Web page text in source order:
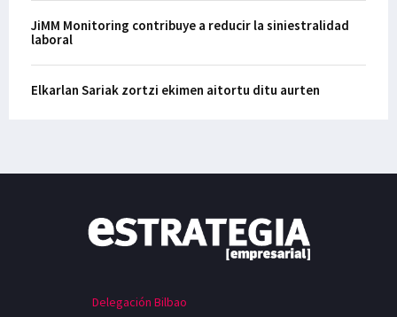
JiMM Monitoring contribuye a reducir la siniestralidad
laboral
Elkarlan Sariak zortzi ekimen aitortu ditu aurten
Delegación Bilbao